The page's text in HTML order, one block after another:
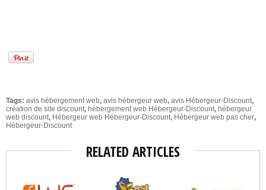
Tags: avis hébergement web, avis hébergeur web, avis Hébergeur-Discount,
création de site discount, hébergement web Hébergeur-Discount, hébergeur
web discount, Hébergeur web Hébergeur-Discount, Hébergeur web pas cher,
Hébergeur-Discount
RELATED ARTICLES